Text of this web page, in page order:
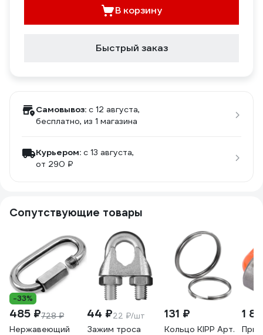
В корзину
Быстрый заказ
Самовывоз: c 12 августа,
бесплатно, из 1 магазина
Курьером: c 13 августа,
от 290 ₽
Сопутствующие товары
-33%
485 ₽728 ₽
Нержавеющий
44 ₽22 ₽/шт
Зажим троса
131 ₽
Кольцо KIPP Арт.
1